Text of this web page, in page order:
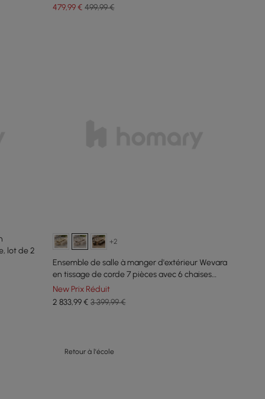
479,99€ 499,99 €
lot de 2
+2
Ensemble de salle à manger d'extérieur Wevara
en tissage de corde 7 pièces avec 6 chaises
couleur sable
New Prix Réduit
2 833,99€ 3 399,99 €
Retour à l'école